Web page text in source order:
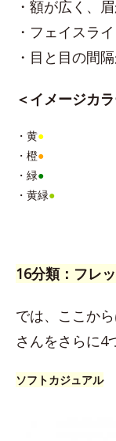
・額が広く、
・フェイスラ
・目と目の間
＜イメージカ
・黄●
・橙●
・緑●
・黄緑●
16分類：フレ
では、ここか
さんをさらに4
ソフトカジュアル